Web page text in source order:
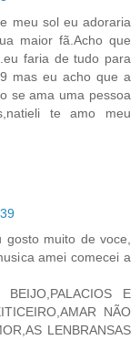
meu sol eu adoraria
maior fã.Acho que
faria de tudo para
mas eu acho que a
se ama uma pessoa
te amo meu
muito de voce,
amei comecei a
E
NÃO
LENBRANSAS